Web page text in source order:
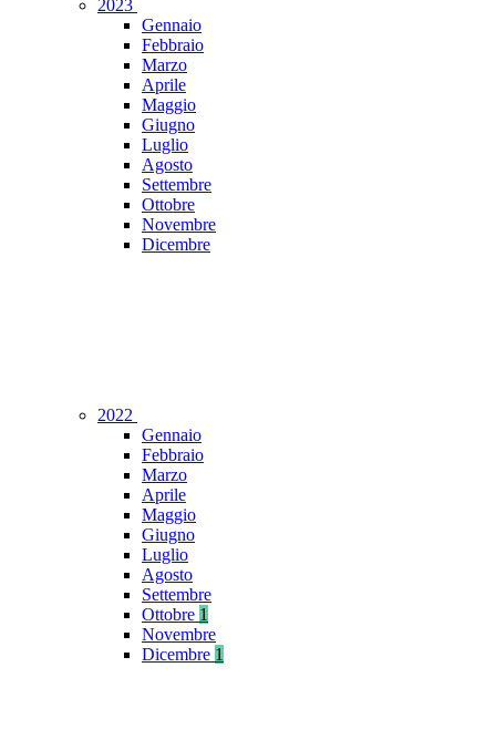
2023
Gennaio
Febbraio
Marzo
Aprile
Maggio
Giugno
Luglio
Agosto
Settembre
Ottobre
Novembre
Dicembre
2022
Gennaio
Febbraio
Marzo
Aprile
Maggio
Giugno
Luglio
Agosto
Settembre
Ottobre 1
Novembre
Dicembre 1